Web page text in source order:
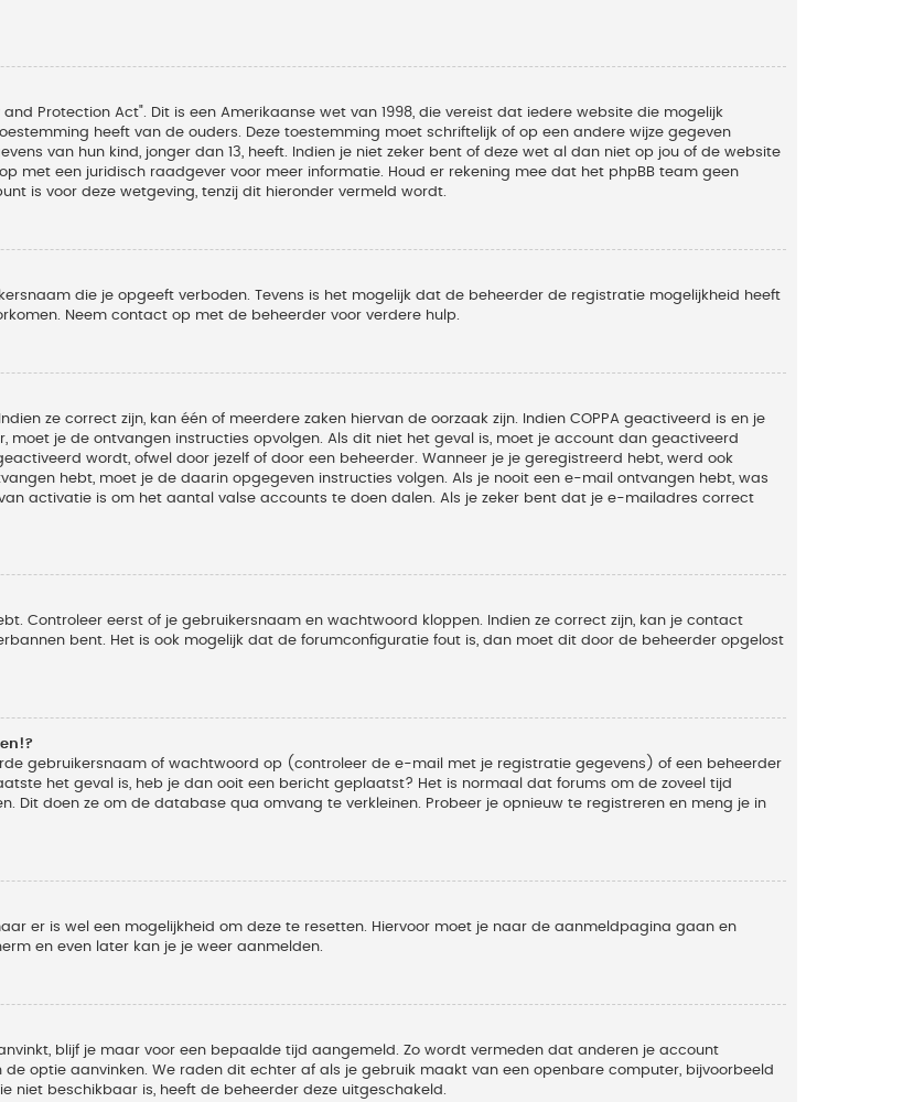
and Protection Act". Dit is een Amerikaanse wet van 1998, die vereist dat iedere website die mogelijk
heeft van de ouders. Deze toestemming moet schriftelijk of op een andere wijze gegeven
van hun kind, jonger dan 13, heeft. Indien je niet zeker bent of deze wet al dan niet op jou of de website
met een juridisch raadgever voor meer informatie. Houd er rekening mee dat het phpBB team geen
is voor deze wetgeving, tenzij dit hieronder vermeld wordt.
die je opgeeft verboden. Tevens is het mogelijk dat de beheerder de registratie mogelijkheid heeft
Neem contact op met de beheerder voor verdere hulp.
ze correct zijn, kan één of meerdere zaken hiervan de oorzaak zijn. Indien COPPA geactiveerd is en je
je de ontvangen instructies opvolgen. Als dit niet het geval is, moet je account dan geactiveerd
wordt, ofwel door jezelf of door een beheerder. Wanneer je je geregistreerd hebt, werd ook
hebt, moet je de daarin opgegeven instructies volgen. Als je nooit een e-mail ontvangen hebt, was
activatie is om het aantal valse accounts te doen dalen. Als je zeker bent dat je e-mailadres correct
Controleer eerst of je gebruikersnaam en wachtwoord kloppen. Indien ze correct zijn, kan je contact
bent. Het is ook mogelijk dat de forumconfiguratie fout is, dan moet dit door de beheerder opgelost
gebruikersnaam of wachtwoord op (controleer de e-mail met je registratie gegevens) of een beheerder
het geval is, heb je dan ooit een bericht geplaatst? Het is normaal dat forums om de zoveel tijd
Dit doen ze om de database qua omvang te verkleinen. Probeer je opnieuw te registreren en meng je in
er is wel een mogelijkheid om deze te resetten. Hiervoor moet je naar de aanmeldpagina gaan en
en even later kan je je weer aanmelden.
blijf je maar voor een bepaalde tijd aangemeld. Zo wordt vermeden dat anderen je account
optie aanvinken. We raden dit echter af als je gebruik maakt van een openbare computer, bijvoorbeeld
niet beschikbaar is, heeft de beheerder deze uitgeschakeld.